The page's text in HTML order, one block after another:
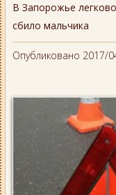
В Запорожье
сбило мальчика
Опубликовано 2017/